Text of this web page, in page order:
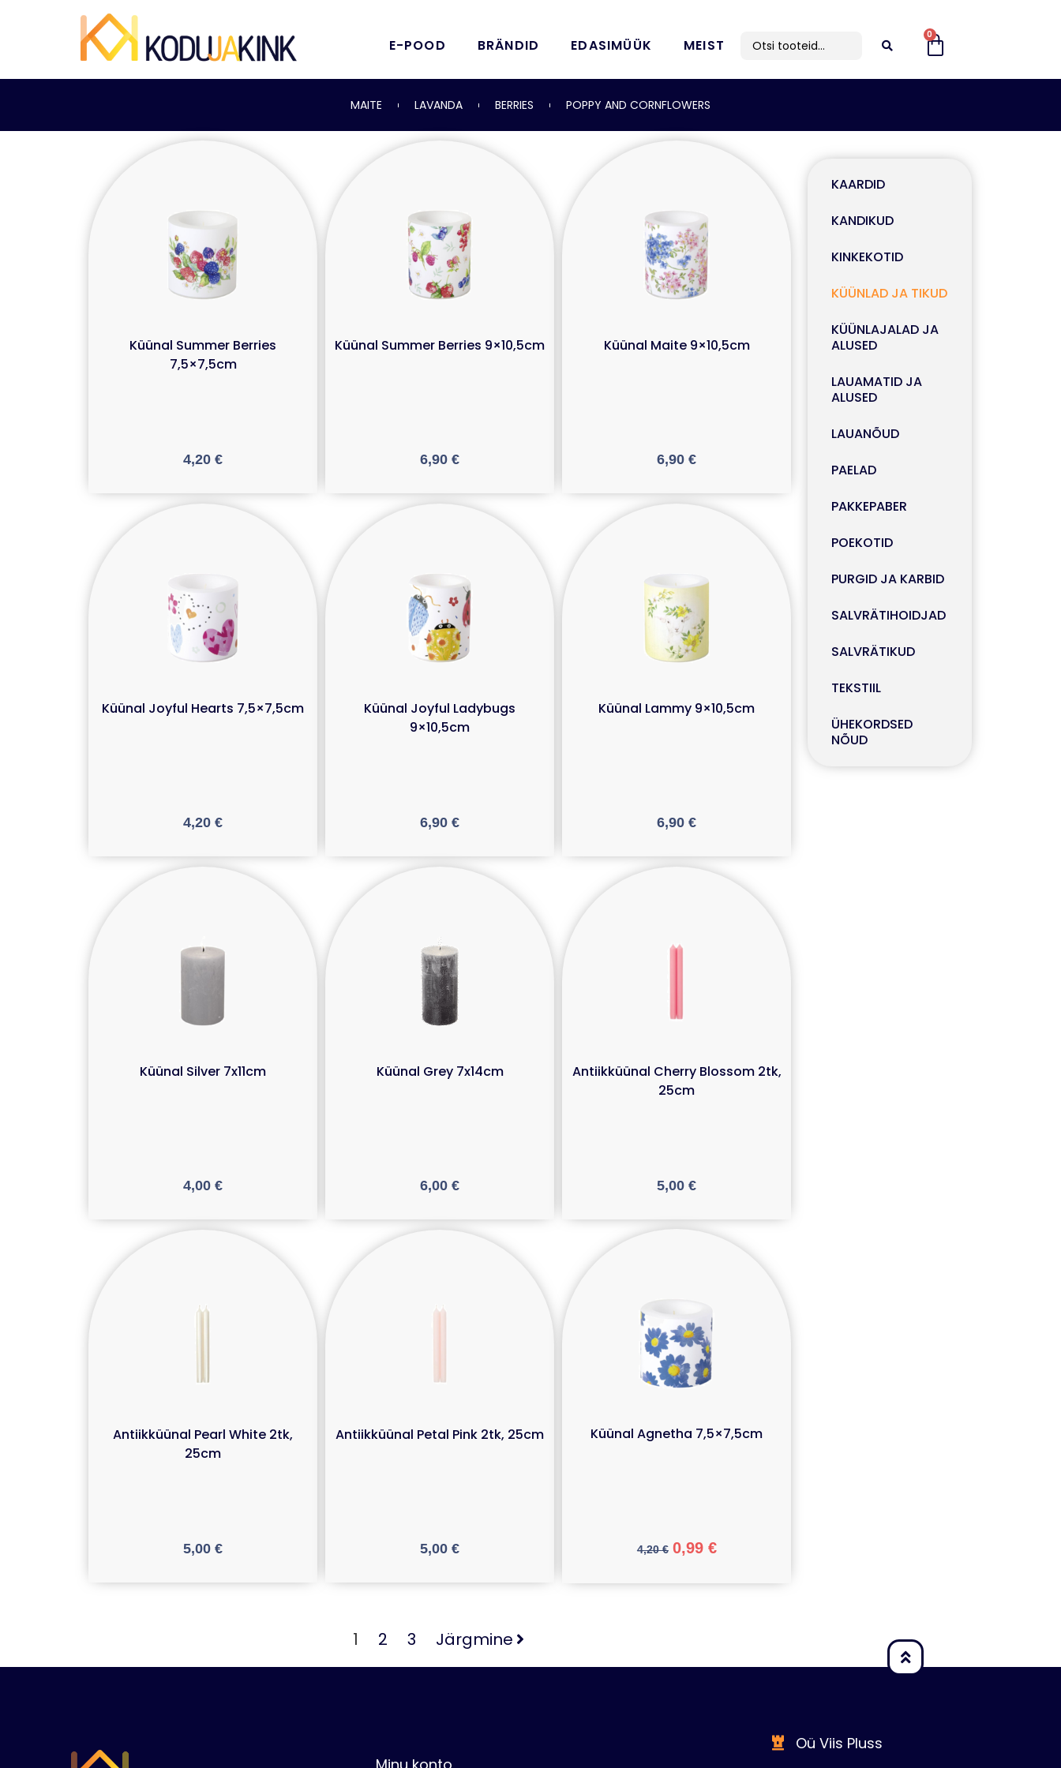
E-POOD BRÄNDID EDASIMÜÜK MEIST
0
MAITE LAVANDA BERRIES POPPY AND CORNFLOWERS
Küünal Summer Berries
7,5×7,5cm
4,20€
Küünal Summer Berries 9×10,5cm
6,90€
Küünal Maite 9×10,5cm
6,90€
Küünal Joyful Hearts 7,5×7,5cm
4,20€
Küünal Joyful Ladybugs
9×10,5cm
6,90€
Küünal Lammy 9×10,5cm
6,90€
Küünal Silver 7x11cm
4,00€
Küünal Grey 7x14cm
6,00€
Antiikküünal Cherry Blossom 2tk,
25cm
5,00€
Antiikküünal Pearl White 2tk,
25cm
5,00€
Antiikküünal Petal Pink 2tk, 25cm
5,00€
Küünal Agnetha 7,5×7,5cm
4,20€ 0,99 €
1 2 3 Järgmine
KAARDID
KANDIKUD
KINKEKOTID
KÜÜNLAD JA TIKUD
KÜÜNLAJALAD JA
ALUSED
LAUAMATID JA
ALUSED
LAUANÕUD
PAELAD
PAKKEPABER
POEKOTID
PURGID JA KARBID
SALVRÄTIHOIDJAD
SALVRÄTIKUD
TEKSTIIL
ÜHEKORDSED
NÕUD
Minu konto
Oü Viis Pluss